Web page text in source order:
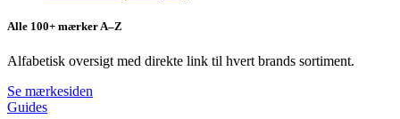
Alle 100+ mærker A–Z
Alfabetisk oversigt med direkte link til hvert brands sortiment.
Se mærkesiden
Guides